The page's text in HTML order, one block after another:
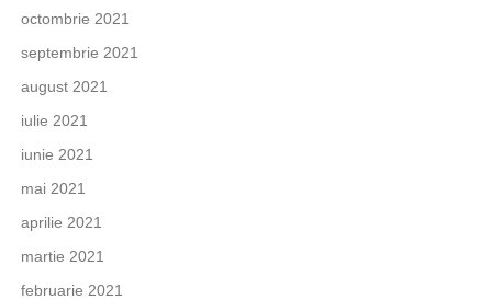
octombrie 2021
septembrie 2021
august 2021
iulie 2021
iunie 2021
mai 2021
aprilie 2021
martie 2021
februarie 2021